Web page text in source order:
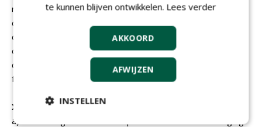
moeten maken in verband met de uitvoering van de
opdracht, onverschillig of deze opdracht betrekking heeft
op voormelde of op andere goederen van de
opdrachtgever.
c) Leverancier heeft het retentierecht ook in geval van
faillissement van opdrachtgever.
XII. Intellectuele eigendomsrechten
a) Door het geven van een opdracht tot verveelvoudiging
te kunnen blijven ontwikkelen. Lees verder
AKKOORD
AFWIJZEN
INSTELLEN